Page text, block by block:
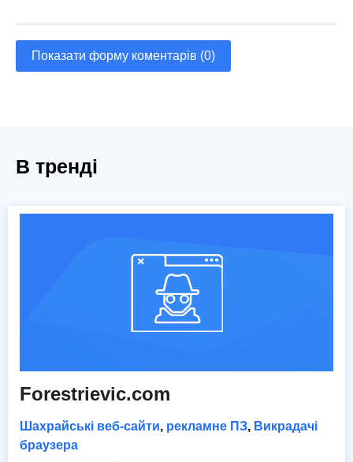
Показати форму коментарів (0)
В тренді
Forestrievic.com
Шахрайські веб-сайти, рекламне ПЗ, Викрадачі
браузера